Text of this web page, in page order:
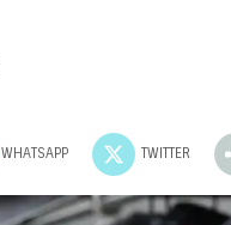
WHATSAPP TWITTER